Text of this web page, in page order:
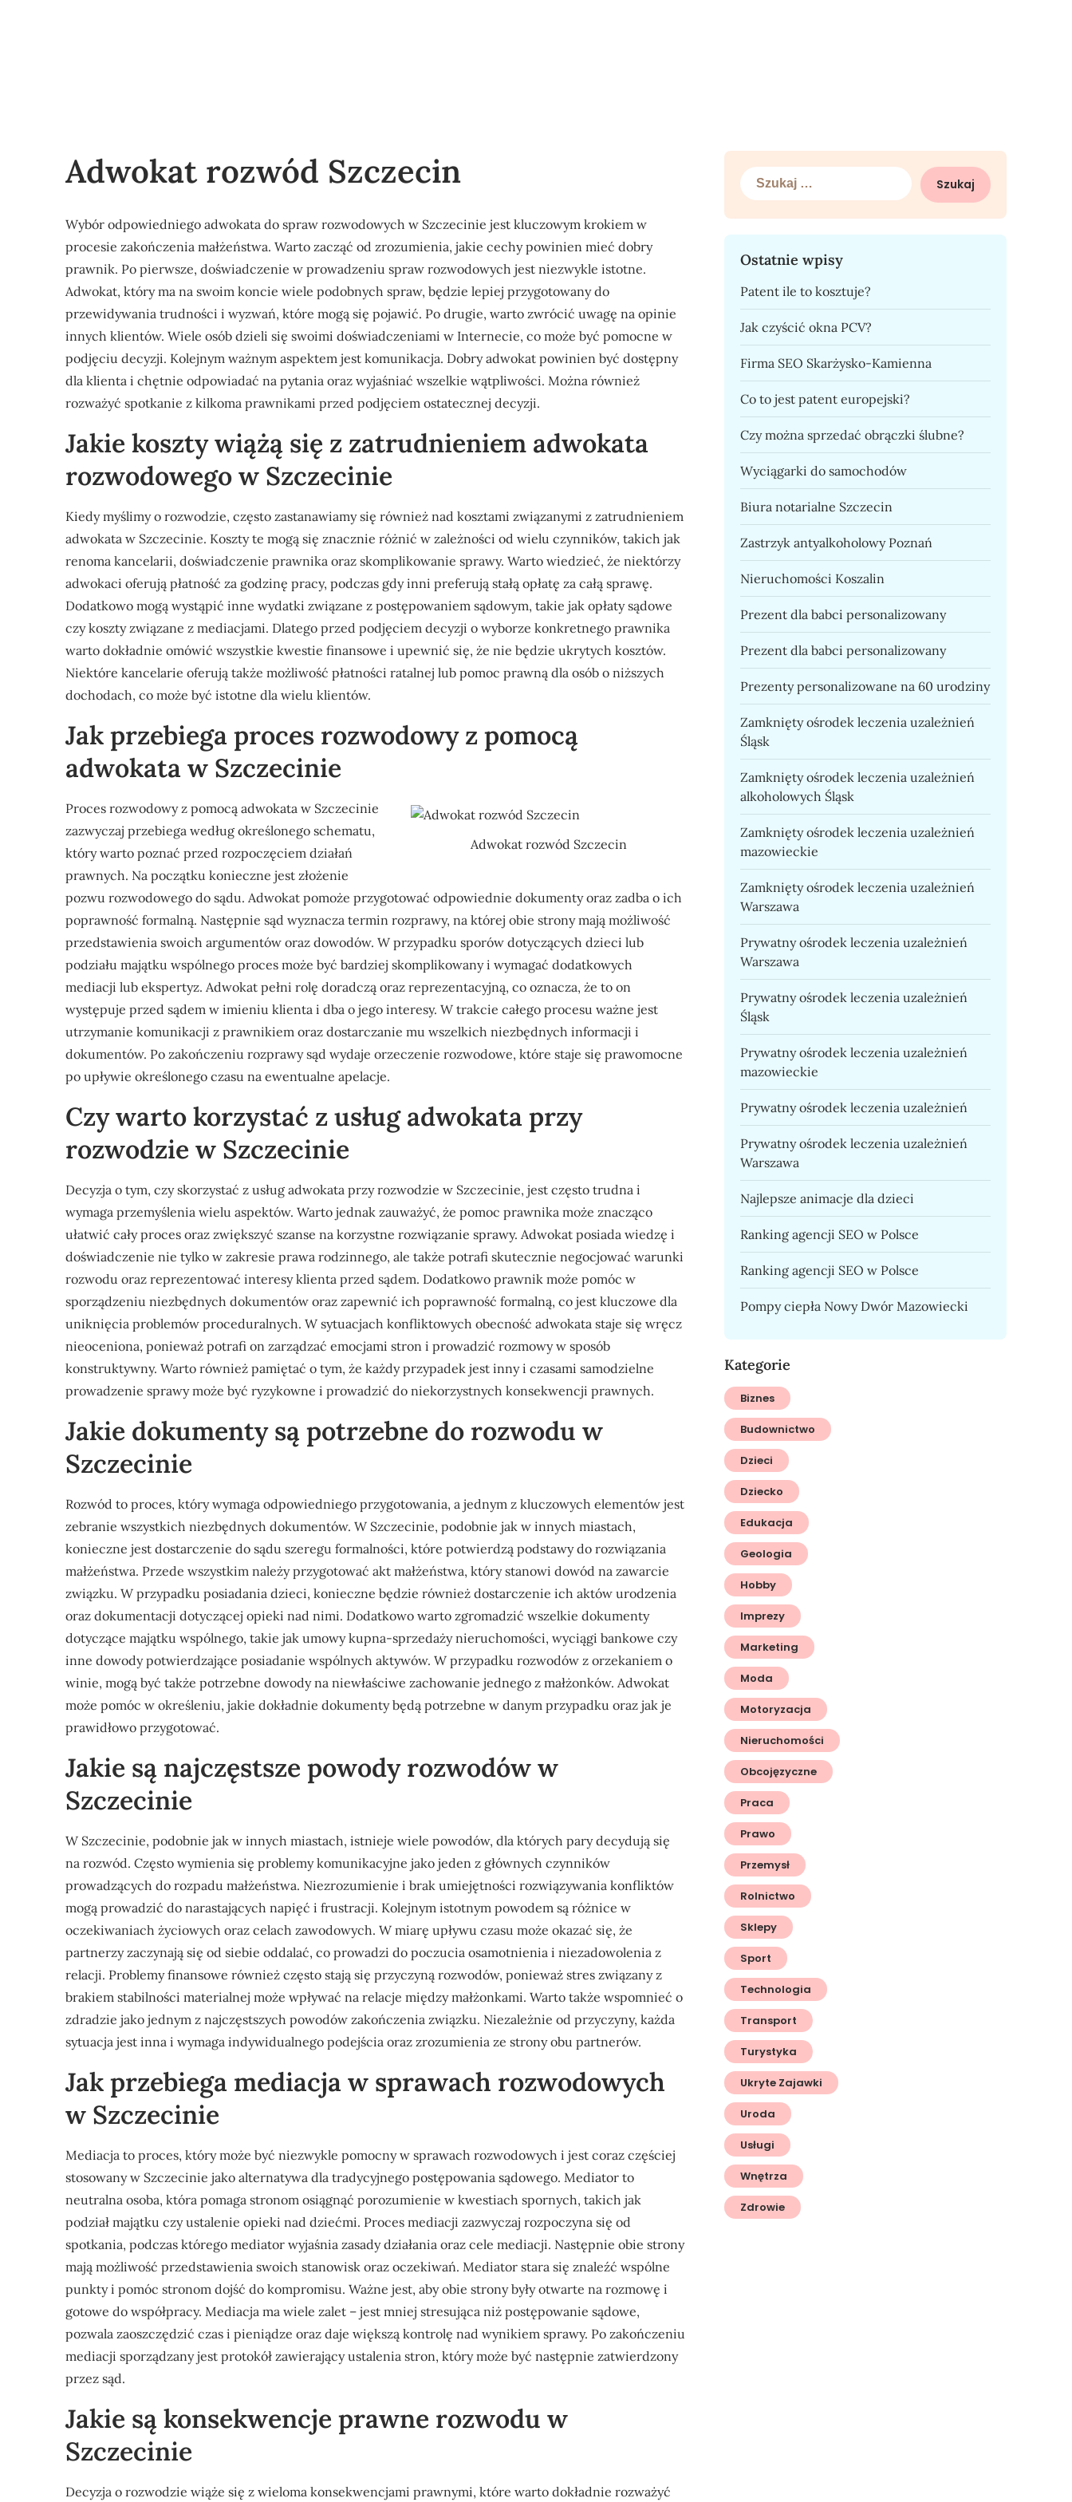
Adwokat rozwód Szczecin
Wybór odpowiedniego adwokata do spraw rozwodowych w Szczecinie jest kluczowym krokiem w
procesie zakończenia małżeństwa. Warto zacząć od zrozumienia, jakie cechy powinien mieć dobry
prawnik. Po pierwsze, doświadczenie w prowadzeniu spraw rozwodowych jest niezwykle istotne.
Adwokat, który ma na swoim koncie wiele podobnych spraw, będzie lepiej przygotowany do
przewidywania trudności i wyzwań, które mogą się pojawić. Po drugie, warto zwrócić uwagę na opinie
innych klientów. Wiele osób dzieli się swoimi doświadczeniami w Internecie, co może być pomocne w
podjęciu decyzji. Kolejnym ważnym aspektem jest komunikacja. Dobry adwokat powinien być dostępny
dla klienta i chętnie odpowiadać na pytania oraz wyjaśniać wszelkie wątpliwości. Można również
rozważyć spotkanie z kilkoma prawnikami przed podjęciem ostatecznej decyzji.
Jakie koszty wiążą się z zatrudnieniem adwokata
rozwodowego w Szczecinie
Kiedy myślimy o rozwodzie, często zastanawiamy się również nad kosztami związanymi z zatrudnieniem
adwokata w Szczecinie. Koszty te mogą się znacznie różnić w zależności od wielu czynników, takich jak
renoma kancelarii, doświadczenie prawnika oraz skomplikowanie sprawy. Warto wiedzieć, że niektórzy
adwokaci oferują płatność za godzinę pracy, podczas gdy inni preferują stałą opłatę za całą sprawę.
Dodatkowo mogą wystąpić inne wydatki związane z postępowaniem sądowym, takie jak opłaty sądowe
czy koszty związane z mediacjami. Dlatego przed podjęciem decyzji o wyborze konkretnego prawnika
warto dokładnie omówić wszystkie kwestie finansowe i upewnić się, że nie będzie ukrytych kosztów.
Niektóre kancelarie oferują także możliwość płatności ratalnej lub pomoc prawną dla osób o niższych
dochodach, co może być istotne dla wielu klientów.
Jak przebiega proces rozwodowy z pomocą
adwokata w Szczecinie
Adwokat rozwód Szczecin
Proces rozwodowy z pomocą adwokata w Szczecinie
zazwyczaj przebiega według określonego schematu,
który warto poznać przed rozpoczęciem działań
prawnych. Na początku konieczne jest złożenie
pozwu rozwodowego do sądu. Adwokat pomoże przygotować odpowiednie dokumenty oraz zadba o ich
poprawność formalną. Następnie sąd wyznacza termin rozprawy, na której obie strony mają możliwość
przedstawienia swoich argumentów oraz dowodów. W przypadku sporów dotyczących dzieci lub
podziału majątku wspólnego proces może być bardziej skomplikowany i wymagać dodatkowych
mediacji lub ekspertyz. Adwokat pełni rolę doradczą oraz reprezentacyjną, co oznacza, że to on
występuje przed sądem w imieniu klienta i dba o jego interesy. W trakcie całego procesu ważne jest
utrzymanie komunikacji z prawnikiem oraz dostarczanie mu wszelkich niezbędnych informacji i
dokumentów. Po zakończeniu rozprawy sąd wydaje orzeczenie rozwodowe, które staje się prawomocne
po upływie określonego czasu na ewentualne apelacje.
Czy warto korzystać z usług adwokata przy
rozwodzie w Szczecinie
Decyzja o tym, czy skorzystać z usług adwokata przy rozwodzie w Szczecinie, jest często trudna i
wymaga przemyślenia wielu aspektów. Warto jednak zauważyć, że pomoc prawnika może znacząco
ułatwić cały proces oraz zwiększyć szanse na korzystne rozwiązanie sprawy. Adwokat posiada wiedzę i
doświadczenie nie tylko w zakresie prawa rodzinnego, ale także potrafi skutecznie negocjować warunki
rozwodu oraz reprezentować interesy klienta przed sądem. Dodatkowo prawnik może pomóc w
sporządzeniu niezbędnych dokumentów oraz zapewnić ich poprawność formalną, co jest kluczowe dla
uniknięcia problemów proceduralnych. W sytuacjach konfliktowych obecność adwokata staje się wręcz
nieoceniona, ponieważ potrafi on zarządzać emocjami stron i prowadzić rozmowy w sposób
konstruktywny. Warto również pamiętać o tym, że każdy przypadek jest inny i czasami samodzielne
prowadzenie sprawy może być ryzykowne i prowadzić do niekorzystnych konsekwencji prawnych.
Jakie dokumenty są potrzebne do rozwodu w
Szczecinie
Rozwód to proces, który wymaga odpowiedniego przygotowania, a jednym z kluczowych elementów jest
zebranie wszystkich niezbędnych dokumentów. W Szczecinie, podobnie jak w innych miastach,
konieczne jest dostarczenie do sądu szeregu formalności, które potwierdzą podstawy do rozwiązania
małżeństwa. Przede wszystkim należy przygotować akt małżeństwa, który stanowi dowód na zawarcie
związku. W przypadku posiadania dzieci, konieczne będzie również dostarczenie ich aktów urodzenia
oraz dokumentacji dotyczącej opieki nad nimi. Dodatkowo warto zgromadzić wszelkie dokumenty
dotyczące majątku wspólnego, takie jak umowy kupna-sprzedaży nieruchomości, wyciągi bankowe czy
inne dowody potwierdzające posiadanie wspólnych aktywów. W przypadku rozwodów z orzekaniem o
winie, mogą być także potrzebne dowody na niewłaściwe zachowanie jednego z małżonków. Adwokat
może pomóc w określeniu, jakie dokładnie dokumenty będą potrzebne w danym przypadku oraz jak je
prawidłowo przygotować.
Jakie są najczęstsze powody rozwodów w
Szczecinie
W Szczecinie, podobnie jak w innych miastach, istnieje wiele powodów, dla których pary decydują się
na rozwód. Często wymienia się problemy komunikacyjne jako jeden z głównych czynników
prowadzących do rozpadu małżeństwa. Niezrozumienie i brak umiejętności rozwiązywania konfliktów
mogą prowadzić do narastających napięć i frustracji. Kolejnym istotnym powodem są różnice w
oczekiwaniach życiowych oraz celach zawodowych. W miarę upływu czasu może okazać się, że
partnerzy zaczynają się od siebie oddalać, co prowadzi do poczucia osamotnienia i niezadowolenia z
relacji. Problemy finansowe również często stają się przyczyną rozwodów, ponieważ stres związany z
brakiem stabilności materialnej może wpływać na relacje między małżonkami. Warto także wspomnieć o
zdradzie jako jednym z najczęstszych powodów zakończenia związku. Niezależnie od przyczyny, każda
sytuacja jest inna i wymaga indywidualnego podejścia oraz zrozumienia ze strony obu partnerów.
Jak przebiega mediacja w sprawach rozwodowych
w Szczecinie
Mediacja to proces, który może być niezwykle pomocny w sprawach rozwodowych i jest coraz częściej
stosowany w Szczecinie jako alternatywa dla tradycyjnego postępowania sądowego. Mediator to
neutralna osoba, która pomaga stronom osiągnąć porozumienie w kwestiach spornych, takich jak
podział majątku czy ustalenie opieki nad dziećmi. Proces mediacji zazwyczaj rozpoczyna się od
spotkania, podczas którego mediator wyjaśnia zasady działania oraz cele mediacji. Następnie obie strony
mają możliwość przedstawienia swoich stanowisk oraz oczekiwań. Mediator stara się znaleźć wspólne
punkty i pomóc stronom dojść do kompromisu. Ważne jest, aby obie strony były otwarte na rozmowę i
gotowe do współpracy. Mediacja ma wiele zalet – jest mniej stresująca niż postępowanie sądowe,
pozwala zaoszczędzić czas i pieniądze oraz daje większą kontrolę nad wynikiem sprawy. Po zakończeniu
mediacji sporządzany jest protokół zawierający ustalenia stron, który może być następnie zatwierdzony
przez sąd.
Jakie są konsekwencje prawne rozwodu w
Szczecinie
Decyzja o rozwodzie wiąże się z wieloma konsekwencjami prawnymi, które warto dokładnie rozważyć
Szukaj:
Ostatnie wpisy
Patent ile to kosztuje?
Jak czyścić okna PCV?
Firma SEO Skarżysko-Kamienna
Co to jest patent europejski?
Czy można sprzedać obrączki ślubne?
Wyciągarki do samochodów
Biura notarialne Szczecin
Zastrzyk antyalkoholowy Poznań
Nieruchomości Koszalin
Prezent dla babci personalizowany
Prezent dla babci personalizowany
Prezenty personalizowane na 60 urodziny
Zamknięty ośrodek leczenia uzależnień
Śląsk
Zamknięty ośrodek leczenia uzależnień
alkoholowych Śląsk
Zamknięty ośrodek leczenia uzależnień
mazowieckie
Zamknięty ośrodek leczenia uzależnień
Warszawa
Prywatny ośrodek leczenia uzależnień
Warszawa
Prywatny ośrodek leczenia uzależnień
Śląsk
Prywatny ośrodek leczenia uzależnień
mazowieckie
Prywatny ośrodek leczenia uzależnień
Prywatny ośrodek leczenia uzależnień
Warszawa
Najlepsze animacje dla dzieci
Ranking agencji SEO w Polsce
Ranking agencji SEO w Polsce
Pompy ciepła Nowy Dwór Mazowiecki
Kategorie
Biznes
Budownictwo
Dzieci
Dziecko
Edukacja
Geologia
Hobby
Imprezy
Marketing
Moda
Motoryzacja
Nieruchomości
Obcojęzyczne
Praca
Prawo
Przemysł
Rolnictwo
Sklepy
Sport
Technologia
Transport
Turystyka
Ukryte Zajawki
Uroda
Usługi
Wnętrza
Zdrowie